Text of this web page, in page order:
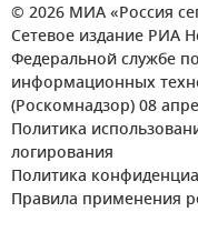
© 2026 МИА «Россия
Сетевое издание РИА
Федеральной службе
информационных
(Роскомнадзор) 08
Политика
логирования
Политика
Правила применения